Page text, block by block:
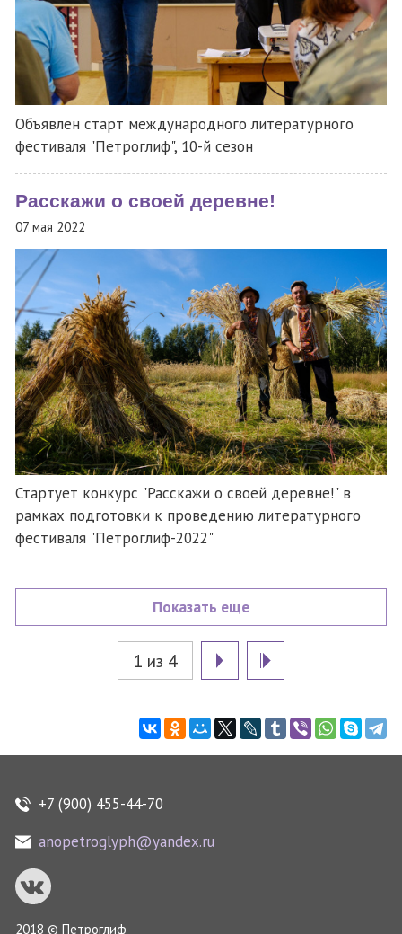
Объявлен старт международного литературного
фестиваля "Петроглиф", 10-й сезон
Расскажи о своей деревне!
07 мая 2022
Стартует конкурс "Расскажи о своей деревне!" в
рамках подготовки к проведению литературного
фестиваля "Петроглиф-2022"
Показать еще
1 из 4
+7 (900) 455-44-70
anopetroglyph@yandex.ru
2018 © Петроглиф